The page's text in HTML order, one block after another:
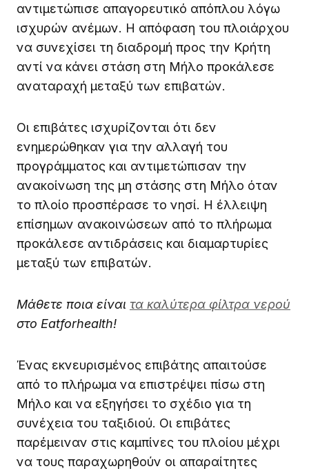
αντιμετώπισε απαγορευτικό απόπλου λόγω
ισχυρών ανέμων. Η απόφαση του πλοιάρχου
να συνεχίσει τη διαδρομή προς την Κρήτη
αντί να κάνει στάση στη Μήλο προκάλεσε
αναταραχή μεταξύ των επιβατών.
Οι επιβάτες ισχυρίζονται ότι δεν
ενημερώθηκαν για την αλλαγή του
προγράμματος και αντιμετώπισαν την
ανακοίνωση της μη στάσης στη Μήλο όταν
το πλοίο προσπέρασε το νησί. Η έλλειψη
επίσημων ανακοινώσεων από το πλήρωμα
προκάλεσε αντιδράσεις και διαμαρτυρίες
μεταξύ των επιβατών.
Μάθετε ποια είναι τα καλύτερα φίλτρα νερού
στο Eatforhealth!
Ένας εκνευρισμένος επιβάτης απαιτούσε
από το πλήρωμα να επιστρέψει πίσω στη
Μήλο και να εξηγήσει το σχέδιο για τη
συνέχεια του ταξιδιού. Οι επιβάτες
παρέμειναν στις καμπίνες του πλοίου μέχρι
να τους παραχωρηθούν οι απαραίτητες